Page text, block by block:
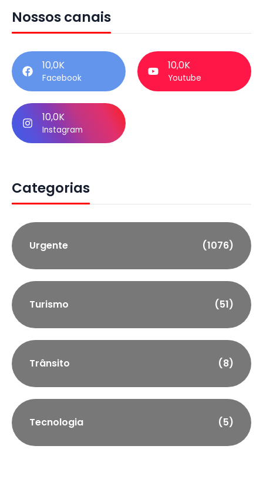
Nossos canais
10,0K
Facebook
10,0K
Youtube
10,0K
Instagram
Categorias
Urgente (1076)
Turismo (51)
Trânsito (8)
Tecnologia (5)